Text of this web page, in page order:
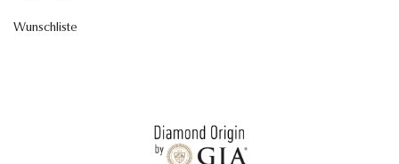
Wunschliste